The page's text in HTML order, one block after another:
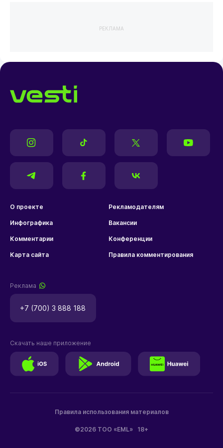
РЕКЛАМА
О проекте Рекламодателям
Инфографика Вакансии
Комментарии Конференции
Карта сайта Правила комментирования
Реклама
+7 (700) 3 888 188
©2026 ТОО «EML» 18+
Правила использования материалов
Скачать наше приложение